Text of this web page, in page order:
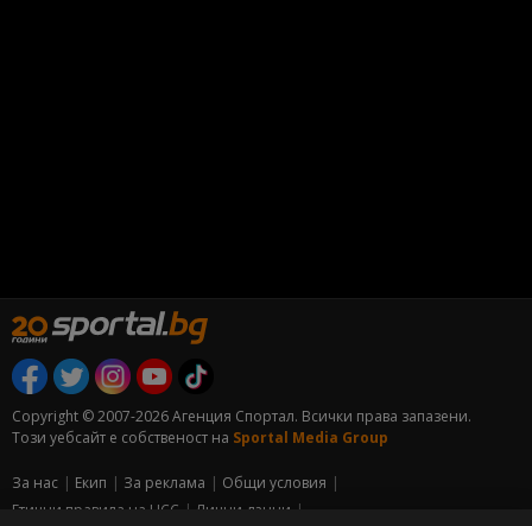
Copyright © 2007-2026 Агенция Спортал. Всички права запазени.
Този уебсайт е собственост на Sportal Media Group
За нас Екип За рекламa
Общи условия
Етични правила на НСС
Лични данни